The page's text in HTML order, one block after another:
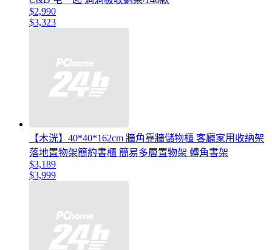
$2,990
$3,323
【木洸】40*40*162cm 牆角靠牆儲物櫃 客廳家用收納架
落地置物架簡約書櫃 簡易多層置物架 轉角書架
$3,189
$3,999